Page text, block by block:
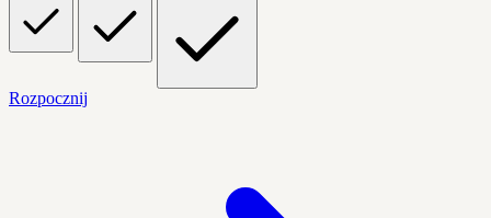
Rozpocznij